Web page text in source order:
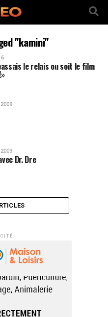
"kamini"
le relais ou soit le film
Dr. Dre